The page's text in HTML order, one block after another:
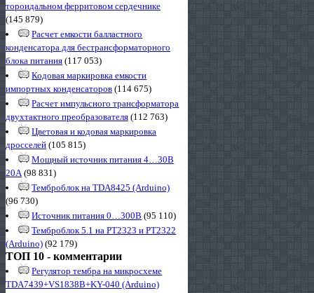
тороидальном ферритовом сердечнике
(145 879)
Расчет емкости балластного
конденсатора для бестрансформаторного
блока питания (117 053)
Кодовая маркировка емкости
импортных конденсаторов (114 675)
Расчет импульсного трансформатора
двухтактного преобразователя (112 763)
Цветовая и кодовая маркировка
дросселей (105 815)
Мощный источник питания 4…30В
20А(98 831)
Темброблок на TDA8425 (Arduino)
(96 730)
Источник питания 0…300В (95 110)
Темброблок 5.1 на PT2323 и PT2322
(Arduino) (92 179)
ТОП 10 - комментарии
Регулятор тембра на микросхеме
TDA7439+VS1838B+KY-040 (Arduino)